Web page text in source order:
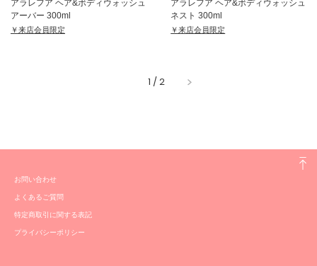
アラレフア ヘア&ボディウォッシュ
アーバー 300ml
￥来店会員限定
アラレフア ヘア&ボディウォッシュ
ネスト 300ml
￥来店会員限定
1 /2
お問い合わせ
よくあるご質問
特定商取引に関する表記
プライバシーポリシー